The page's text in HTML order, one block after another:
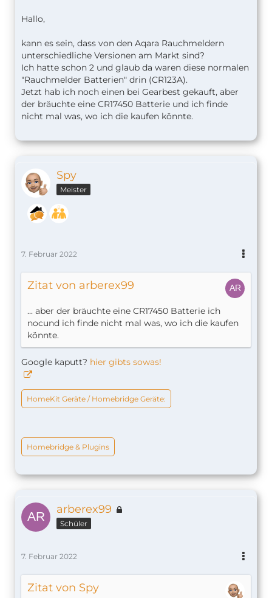
Hallo,
kann es sein, dass von den Aqara Rauchmeldern
unterschiedliche Versionen am Markt sind?
Ich hatte schon 2 und glaub da waren diese normalen
"Rauchmelder Batterien" drin (CR123A).
Jetzt hab ich noch einen bei Gearbest gekauft, aber
der bräuchte eine CR17450 Batterie und ich finde
nicht mal was, wo ich die kaufen könnte.
Spy
Meister
7. Februar 2022
Zitat von arberex99
... aber der bräuchte eine CR17450 Batterie ich
nocund ich finde nicht mal was, wo ich die kaufen
könnte.
Google kaputt? hier gibts sowas!
HomeKit Geräte / Homebridge Geräte:
Homebridge & Plugins
arberex99
Schüler
7. Februar 2022
Zitat von Spy